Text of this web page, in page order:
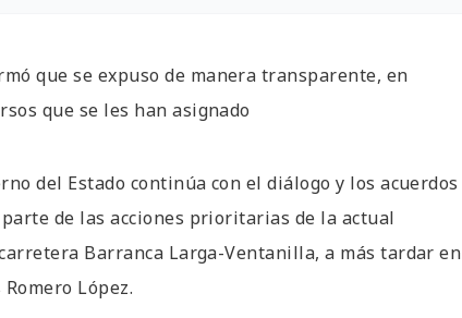
que se expuso de manera transparente, en
que se les han asignado
del Estado continúa con el diálogo y los acuerdos
de las acciones prioritarias de la actual
Barranca Larga-Ventanilla, a más tardar en
López.